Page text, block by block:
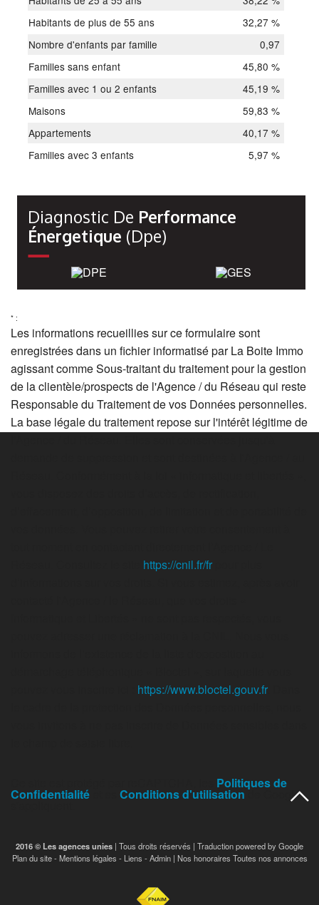
Habitants de plus de 55 ans
32,27 %
Nombre d'enfants par famille
0,97
Familles sans enfant
45,80 %
Familles avec 1 ou 2 enfants
45,19 %
Maisons
59,83 %
Appartements
40,17 %
Familles avec 3 enfants
5,97 %
Diagnostic De Performance
Énergetique (dpe)
* :
Les informations recueillies sur ce formulaire sont
enregistrées dans un fichier informatisé par La Boite Immo
agissant comme Sous-traitant du traitement pour la gestion
de la clientèle/prospects de l'Agence / du Réseau qui reste
Responsable du Traitement de vos Données personnelles.
La base légale du traitement repose sur l'intérêt légitime de
https://cnil.fr/fr
https://www.bloctel.gouv.fr. Dans
Politiques de
Confidentialité Conditions d'utilisation de Google
2016 © Les agences unies | Tous droits réservés | Traduction powered by Google
Plan du site- Mentions légales - Liens - Admin| Nos honoraires Toutes nos annonces